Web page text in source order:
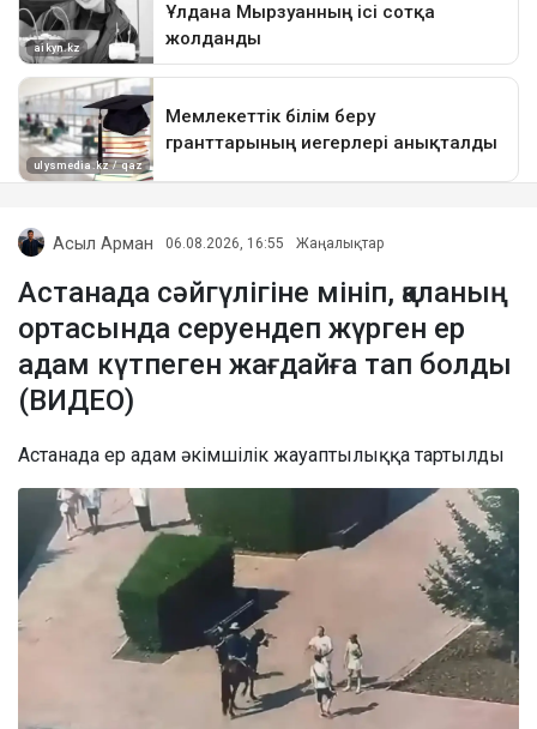
Асыл Арман 06.08.2026, 16:55 Жаңалықтар
Астанада сәйгүлігіне мініп, қаланың
ортасында серуендеп жүрген ер
адам күтпеген жағдайға тап болды
(ВИДЕО)
Астанада ер адам әкімшілік жауаптылыққа тартылды